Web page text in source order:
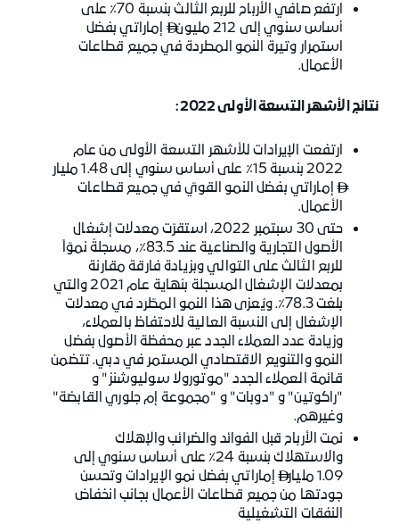
ارتفع صافي الأرباح للربع الثالث بنسبة 70٪ على
أساس سنوي إلى 212 مليون
 إماراتي بفضل
استمرار وتيرة النمو المطردة في جميع قطاعات
الأعمال.
نتائج الأشهر التسعة الأولى 2022:
ارتفعت الإيرادات للأشهر التسعة الأولى من عام
2022 بنسبة 15٪ على أساس سنوي إلى 1.48 مليار
 إماراتي بفضل النمو القويّ في جميع قطاعات
الأعمال.
حتى 30 سبتمبر 2022، استقرّت معدلات إشغال
الأصول التجارية والصناعية عند 83.5٪، مسجلةً نموّاً
للربع الثالث على التوالي وبزيادة فارقة مقارنة
بمعدلات الإشغال المسجلة بنهاية عام 2021 والتي
بلغت 78.3٪. ويُعزى هذا النمو المطّرد في معدلات
الإشغال إلى النسبة العالية للاحتفاظ بالعملاء،
وزيادة عدد العملاء الجدد عبر محفظة الأصول بفضل
النمو والتنويع الاقتصادي المستمر في دبي. تتضمن
قائمة العملاء الجدد "موتورولا سوليوشنز" و
"راكوتين" و "دوبات" و "مجموعة إم جلوري القابضة"
وغيرهم.
نمت الأرباح قبل الفوائد والضرائب والإهلاك
والاستهلاك بنسبة 24٪ على أساس سنوي إلى
1.09 مليار
إماراتي بفضل نمو الإيرادات وتحسن
جودتها من جميع قطاعات الأعمال بجانب انخفاض
النفقات التشغيلية